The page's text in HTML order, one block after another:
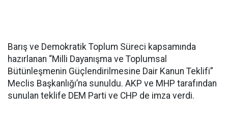
Barış ve Demokratik Toplum Süreci kapsamında
hazırlanan “Milli Dayanışma ve Toplumsal
Bütünleşmenin Güçlendirilmesine Dair Kanun Teklifi”
Meclis Başkanlığı’na sunuldu. AKP ve MHP tarafından
sunulan teklife DEM Parti ve CHP de imza verdi.